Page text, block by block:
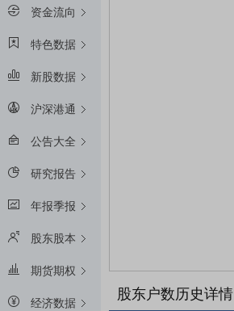
资金流向
特色数据
新股数据
沪深港通
公告大全
研究报告
年报季报
股东股本
期货期权
经济数据
股东户数历史详情